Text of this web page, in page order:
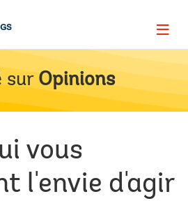
Page
sur Opinions
vous
l'envie d'agir